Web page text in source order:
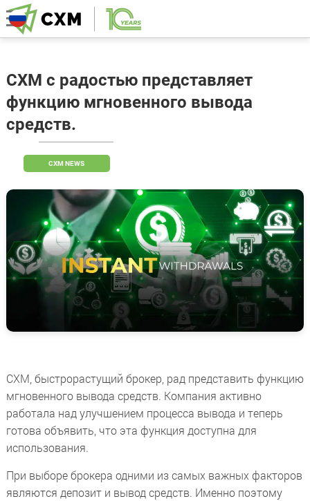
CXM с радостью представляет
функцию мгновенного вывода
средств.
CXM NEWS
CXM, быстрорастущий брокер, рад представить функцию
мгновенного вывода средств. Компания активно
работала над улучшением процесса вывода и теперь
готова объявить, что эта функция доступна для
использования.
При выборе брокера одними из самых важных факторов
являются депозит и вывод средств. Именно поэтому